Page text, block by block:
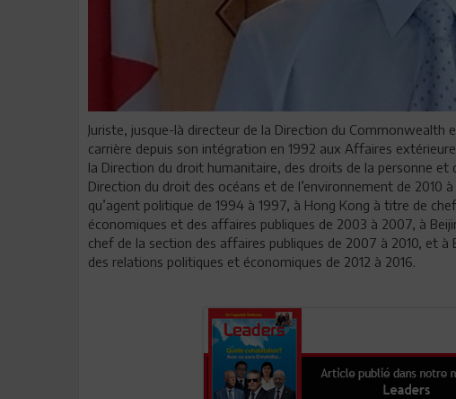
Juriste, jusque-là directeur de la Direction du Commonwealth
carrière depuis son intégration en 1992 aux Affaires
la Direction du droit humanitaire, des droits de la personne
Direction du droit des océans et de l’environnement de 2010
qu’agent politique de 1994 à 1997, à Hong Kong à titre de
économiques et des affaires publiques de 2003 à 2007, à
chef de la section des affaires publiques de 2007 à 2010, et
des relations politiques et économiques de 2012 à 2016.